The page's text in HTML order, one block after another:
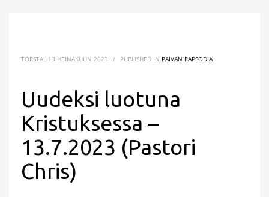
TORSTAI, 13 HEINÄKUUN 2023 / PUBLISHED IN PÄIVÄN RAPSODIA
Uudeksi luotuna
Kristuksessa –
13.7.2023 (Pastori
Chris)